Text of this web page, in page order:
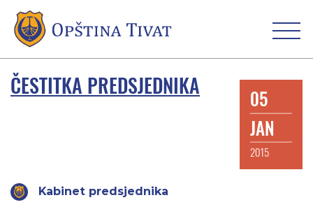
ČESTITKA PREDSJEDNIKA
05
JAN
2015
Kabinet predsjednika